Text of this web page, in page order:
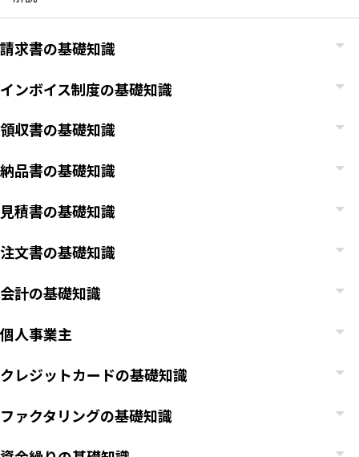
請求書の基礎知識
インボイス制度の基礎知識
領収書の基礎知識
納品書の基礎知識
見積書の基礎知識
注文書の基礎知識
会計の基礎知識
個人事業主
クレジットカードの基礎知識
ファクタリングの基礎知識